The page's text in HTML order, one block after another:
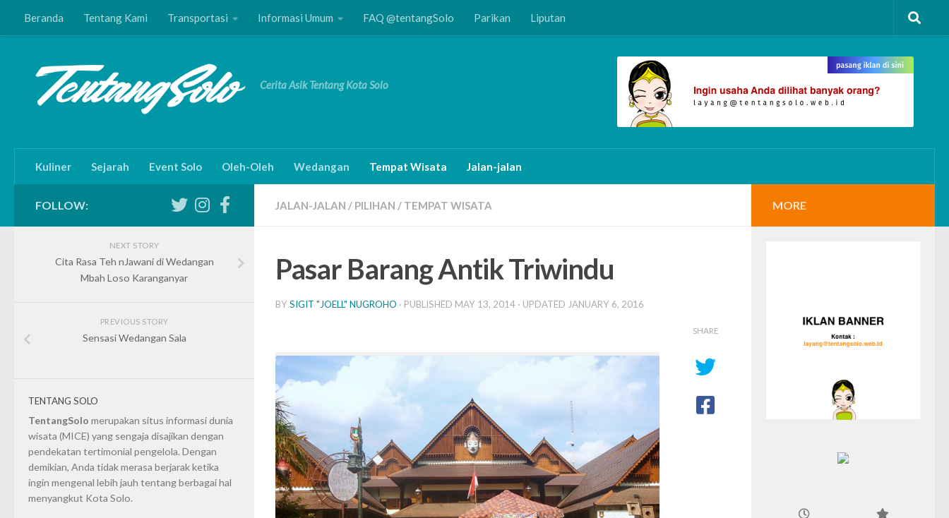
Skip to content
Beranda Tentang Kami Transportasi Informasi Umum FAQ @tentangSolo Parikan Liputan
Cerita Asik Tentang Kota Solo
Kuliner Sejarah Event Solo Oleh-Oleh Wedangan Tempat Wisata Jalan-jalan
JALAN-JALAN / PILIHAN / TEMPAT WISATA
Pasar Barang Antik Triwindu
BY SIGIT "JOELL" NUGROHO · PUBLISHED MAY 13, 2014 · UPDATED JANUARY 6, 2016
SHARE
FOLLOW:
NEXT STORY
Cita Rasa Teh nJawani di Wedangan
Mbah Loso Karanganyar
PREVIOUS STORY
Sensasi Wedangan Sala
TENTANG SOLO
TentangSolo merupakan situs informasi dunia
wisata (MICE) yang sengaja disajikan dengan
pendekatan tertimonial pengelola. Dengan
demikian, Anda tidak merasa berjarak ketika
ingin mengenal lebih jauh tentang berbagai hal
menyangkut Kota Solo.
MORE